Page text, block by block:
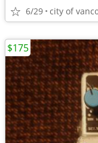
6/29 city of
$175